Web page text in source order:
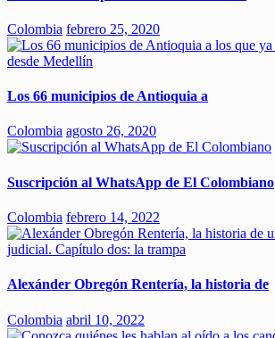
Colombia febrero 25, 2020
Los 66 municipios de Antioquia a
Colombia agosto 26, 2020
Suscripción al WhatsApp de El Colombiano
Colombia febrero 14, 2022
Alexánder Obregón Rentería, la historia de
Colombia abril 10, 2022